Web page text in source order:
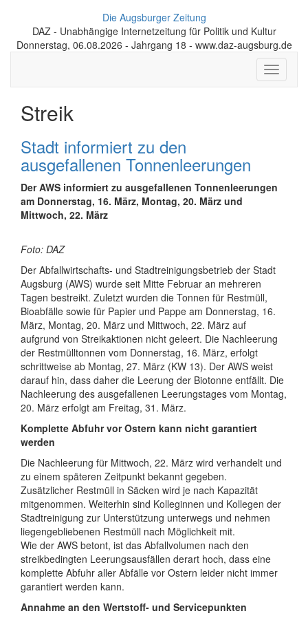
Die Augsburger Zeitung
DAZ - Unabhängige Internetzeitung für Politik und Kultur
Donnerstag, 06.08.2026 - Jahrgang 18 - www.daz-augsburg.de
Toggle
Streik
Stadt informiert zu den
ausgefallenen Tonnenleerungen
Der AWS informiert zu ausgefallenen Tonnenleerungen
am Donnerstag, 16. März, Montag, 20. März und
Mittwoch, 22. März
Foto: DAZ
Der Abfallwirtschafts- und Stadtreinigungsbetrieb der Stadt
Augsburg (AWS) wurde seit Mitte Februar an mehreren
Tagen bestreikt. Zuletzt wurden die Tonnen für Restmüll,
Bioabfälle sowie für Papier und Pappe am Donnerstag, 16.
März, Montag, 20. März und Mittwoch, 22. März auf
aufgrund von Streikaktionen nicht geleert. Die Nachleerung
der Restmülltonnen vom Donnerstag, 16. März, erfolgt
schrittweise ab Montag, 27. März (KW 13). Der AWS weist
darauf hin, dass daher die Leerung der Biotonne entfällt. Die
Nachleerung des ausgefallenen Leerungstages vom Montag,
20. März erfolgt am Freitag, 31. März.
Komplette Abfuhr vor Ostern kann nicht garantiert
werden
Die Nachleerung für Mittwoch, 22. März wird verhandelt und
zu einem späteren Zeitpunkt bekannt gegeben.
Zusätzlicher Restmüll in Säcken wird je nach Kapazität
mitgenommen. Weiterhin sind Kolleginnen und Kollegen der
Stadtreinigung zur Unterstützung unterwegs und nehmen
liegengebliebenen Restmüll nach Möglichkeit mit.
Wie der AWS betont, ist das Abfallvolumen nach den
streikbedingten Leerungsausfällen derart hoch, dass eine
komplette Abfuhr aller Abfälle vor Ostern leider nicht immer
garantiert werden kann.
Annahme an den Wertstoff- und Servicepunkten